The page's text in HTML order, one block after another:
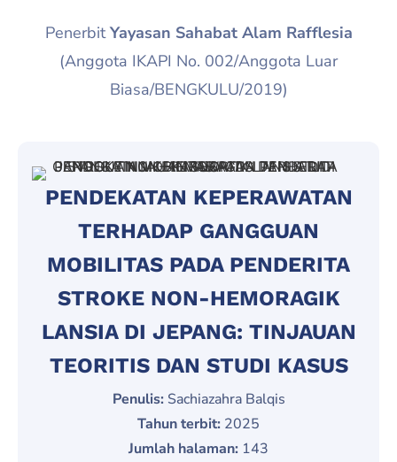
PenerbitYayasan Sahabat Alam Rafflesia
(Anggota IKAPI No. 002/Anggota Luar
Biasa/BENGKULU/2019)
PENDEKATAN KEPERAWATAN
TERHADAP GANGGUAN
MOBILITAS PADA PENDERITA
STROKE NON-HEMORAGIK
LANSIA DI JEPANG: TINJAUAN
TEORITIS DAN STUDI KASUS
Penulis:Sachiazahra Balqis
Tahun terbit: 2025
Jumlah halaman: 143